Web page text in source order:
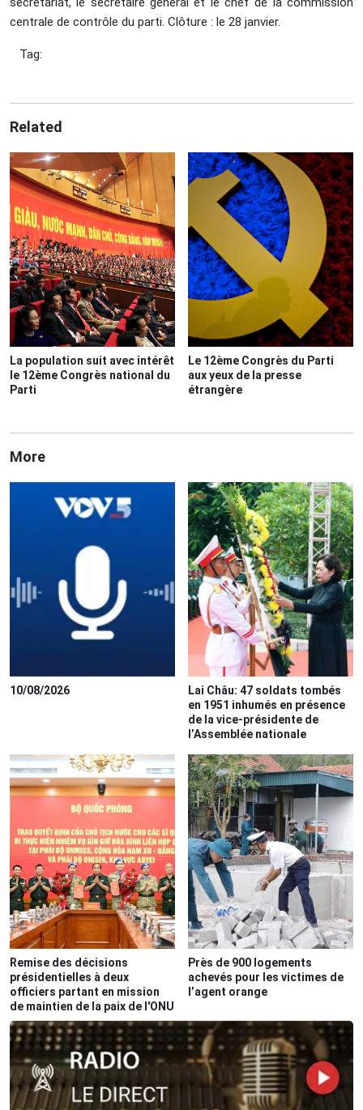
centrale de contrôle du parti. Clôture : le 28 janvier.
Tag:
Related
La population suit avec intérêt
le 12ème Congrès national du
Parti
Le 12ème Congrès du Parti
aux yeux de la presse
étrangère
More
10/08/2026
Lai Châu: 47 soldats tombés
en 1951 inhumés en présence
de la vice-présidente de
l’Assemblée nationale
Remise des décisions
présidentielles à deux
officiers partant en mission
de maintien de la paix de l'ONU
Près de 900 logements
achevés pour les victimes de
l’agent orange